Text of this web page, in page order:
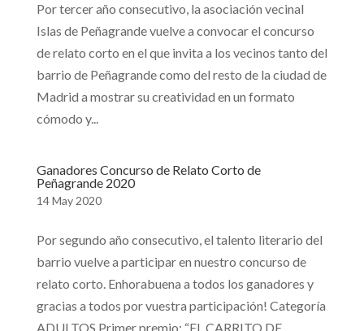
Por tercer año consecutivo, la asociación vecinal
Islas de Peñagrande vuelve a convocar el concurso
de relato corto en el que invita a los vecinos tanto del
barrio de Peñagrande como del resto de la ciudad de
Madrid a mostrar su creatividad en un formato
cómodo y...
Ganadores Concurso de Relato Corto de
Peñagrande 2020
14 May 2020
Por segundo año consecutivo, el talento literario del
barrio vuelve a participar en nuestro concurso de
relato corto. Enhorabuena a todos los ganadores y
gracias a todos por vuestra participación! Categoría
ADULTOS Primer premio: “EL CARRITO DE